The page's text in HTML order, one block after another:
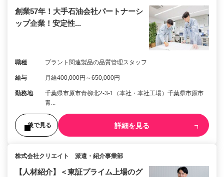
創業57年！大手石油会社パートナーシ
ップ企業！安定性...
職種 プラント関連製品の品質管理スタッフ
給与 月給400,000円～650,000円
勤務地
千葉県市原市青柳北2-3-1（本社・本社工場）千葉県市原市
青...
後で見る 詳細を見る
株式会社クリエイト 派遣・紹介事業部
【人材紹介】＜東証プライム上場のグ